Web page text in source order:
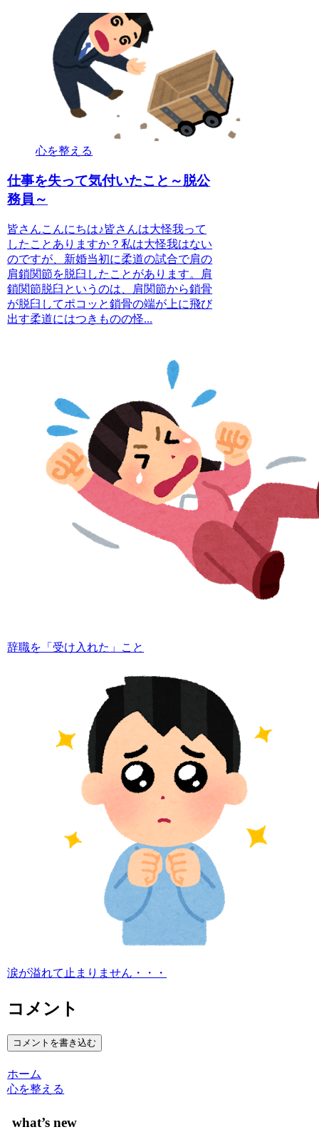
心を整える
仕事を失って気付いたこと～脱公
務員～
皆さんこんにちは♪皆さんは大怪我って
したことありますか？私は大怪我はない
のですが、新婚当初に柔道の試合で肩の
肩鎖関節を脱臼したことがあります。肩
鎖関節脱臼というのは、肩関節から鎖骨
が脱臼してポコッと鎖骨の端が上に飛び
出す柔道にはつきものの怪...
辞職を「受け入れた」こと
涙が溢れて止まりません・・・
コメント
コメントを書き込む
ホーム
心を整える
what’s new